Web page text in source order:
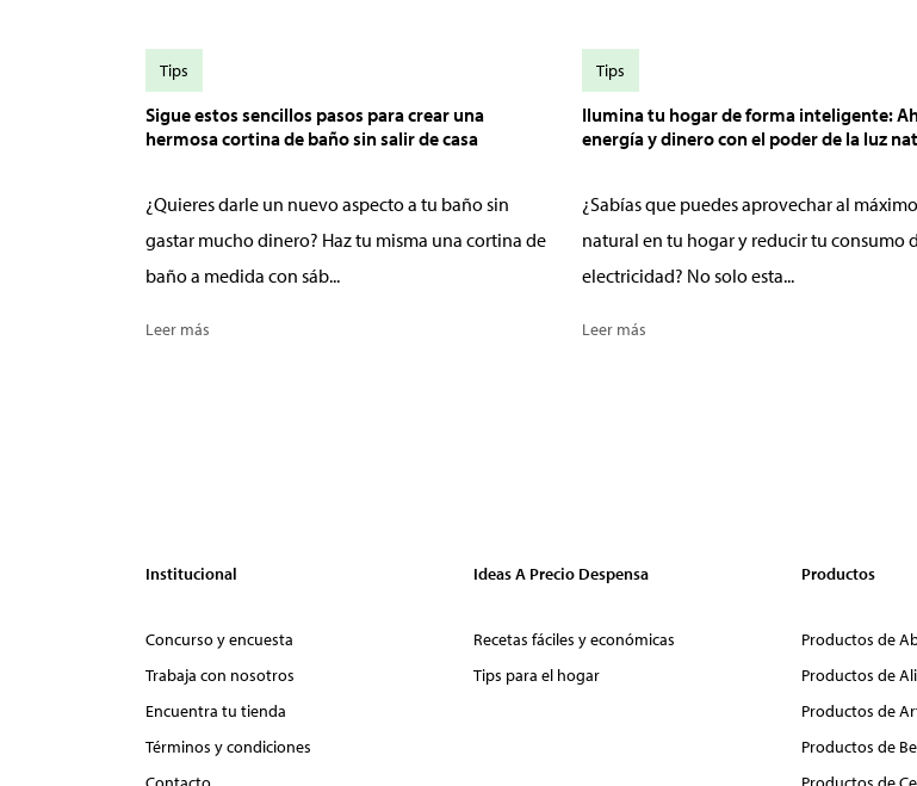
Sigue estos sencillos pasos para crear una
hermosa cortina de baño sin salir de casa
¿Quieres darle un nuevo aspecto a tu baño sin
gastar mucho dinero? Haz tu misma una cortina de
baño a medida con sáb...
Leer más
Tips
Ilumina tu hogar de forma inteligente:
energía y dinero con el poder de la luz
¿Sabías que puedes aprovechar al
natural en tu hogar y reducir tu consumo
electricidad? No solo esta...
Leer más
Tips
Institucional
Concurso y encuesta
Trabaja con nosotros
Encuentra tu tienda
Términos y condiciones
Ideas A Precio Despensa
Recetas fáciles y económicas
Tips para el hogar
Productos
Productos de
Productos de
Productos de
Productos de